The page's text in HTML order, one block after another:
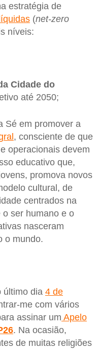
estratégia de
(net-zero
níveis:
Cidade do
até 2050;
Sé em promover a
, consciente de que
operacionais devem
educativo que,
promova novos
cultural, de
centrados na
ser humano e o
nasceram
o mundo.
último dia 4 de
me com vários
assinar um Apelo
. Na ocasião,
de muitas religiões